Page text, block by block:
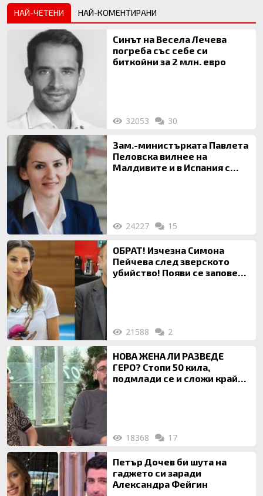
НАЙ-ЧЕТЕНИ НАЙ-КОМЕНТИРАНИ
Синът на Весела Лечева
погреба със себе си
биткойни за 2 млн. евро
32053 30
Зам.-министърката Павлета
Пеловска вилнее на
Малдивите и в Испания с
24227 15
ОБРАТ! Изчезна Симона
Пейчева след зверското
убийство! Появи се заповед
21588 2
НОВА ЖЕНА ЛИ РАЗВЕДЕ
ГЕРО? Стопи 50 кила,
подмлади се и сложи край
18368 17
Петър Дочев би шута на
гаджето си заради
Александра Фейгин